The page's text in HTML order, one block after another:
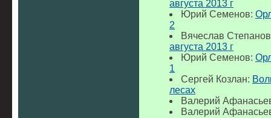
августа 2013 г
Юрий Семенов:
2
Вячеслав
августа 2013 г
Юрий Семенов:
1
Сергей Козлан:
лесах
Валерий
Валерий